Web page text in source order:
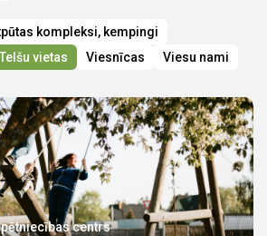
kompleksi, kempingi
Telšu vietas Viesnīcas Viesu nami
centrs